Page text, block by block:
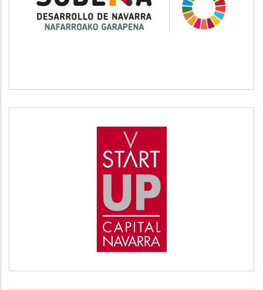
Desarrollo empresarial
START UP
Desarrollo empresarial